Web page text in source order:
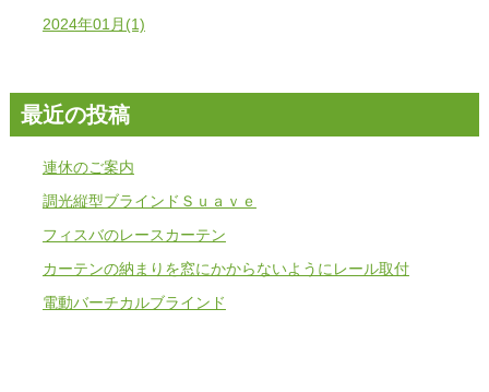
2024年01月(1)
最近の投稿
連休のご案内
調光縦型ブラインドＳｕａｖｅ
フィスバのレースカーテン
カーテンの納まりを窓にかからないようにレール取付
電動バーチカルブラインド